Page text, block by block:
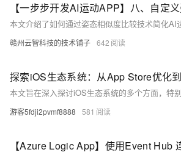
赣州云智科技的技术铺子 642
探索iOS生态系统：从App Store优化
游客5fdji2pvmf8888 581